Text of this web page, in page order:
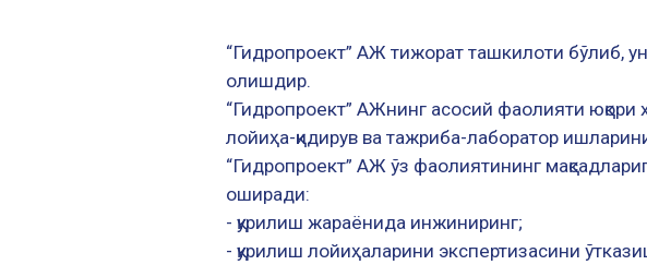
“Гидропроект” АЖ тижорат ташкилоти бўлиб,
олишдир.
“Гидропроект” АЖнинг асосий фаолияти
лойиҳа-қидирув ва тажриба-лаборатор
“Гидропроект” АЖ ўз фаолиятининг
оширади:
- қурилиш жараёнида инжиниринг;
- қурилиш лойиҳаларини экспертизасини